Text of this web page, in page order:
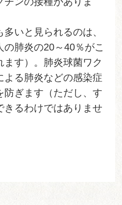
いと見られるのは、
肺炎の20～40％がこ
す）。肺炎球菌ワク
よる肺炎などの感染症
防ぎます（ただし、す
きるわけではありませ